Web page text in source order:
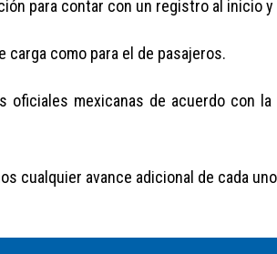
para contar con un registro al inicio
carga como para el de pasajeros.
oficiales mexicanas de acuerdo con
cualquier avance adicional de cada